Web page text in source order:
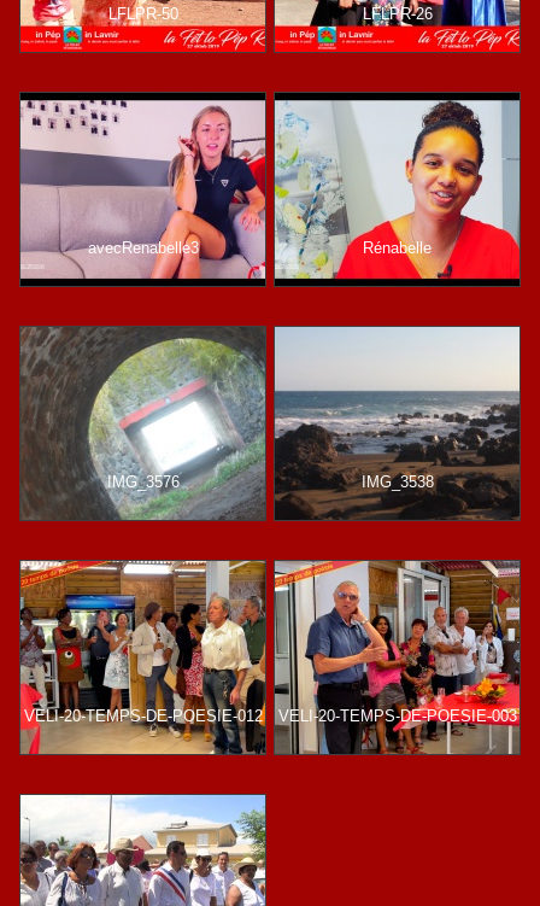
LFLPR-50 LFLPR-26
avecRenabelle3 Rénabelle
IMG_3576 IMG_3538
VELI-20-TEMPS-DE-POESIE-012 VELI-20-TEMPS-DE-POESIE-003